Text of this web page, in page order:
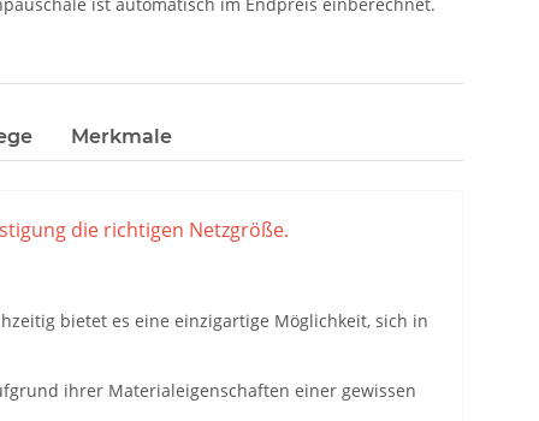
Merkmale
die richtigen Netzgröße.
bietet es eine einzigartige Möglichkeit, sich in
ihrer Materialeigenschaften einer gewissen